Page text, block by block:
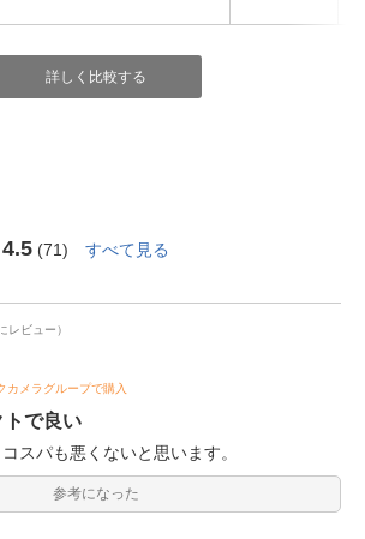
詳しく比較する
4.5 (71) すべて見る
レビュー）
カメラグループで購入
トで良い
スパも悪くないと思います。
参考になった